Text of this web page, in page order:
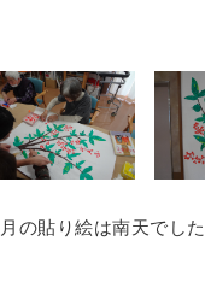
の貼り絵は南天でし